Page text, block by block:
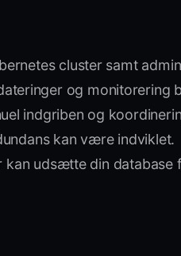
cluster samt
og monitorering
indgriben og
kan være indviklet.
kan udsætte din database